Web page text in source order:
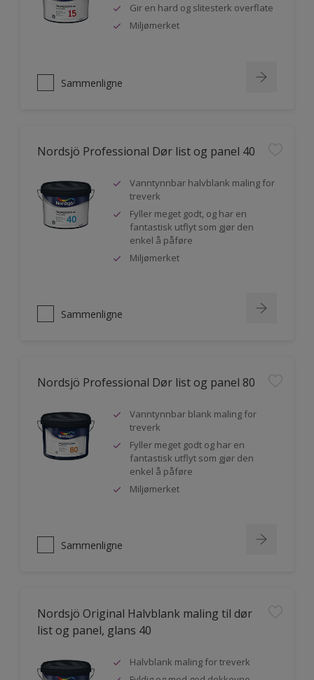
Gir en hard og slitesterk overflate
Miljømerket
Sammenligne
Nordsjö Professional Dør list og panel 40
Vanntynnbar halvblank maling for
treverk
Fyller meget godt, og har en
fantastisk utflyt som gjør den
enkel å påføre
Miljømerket
Sammenligne
Nordsjö Professional Dør list og panel 80
Vanntynnbar blank maling for
treverk
Fyller meget godt og har en
fantastisk utflyt som gjør den
enkel å påføre
Miljømerket
Sammenligne
Nordsjö Original Halvblank maling til dør
list og panel, glans 40
Halvblank maling for treverk